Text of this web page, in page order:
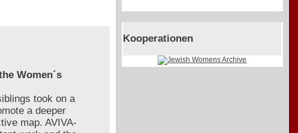
Women´s
took on a
a deeper
map. AVIVA-
Kooperationen